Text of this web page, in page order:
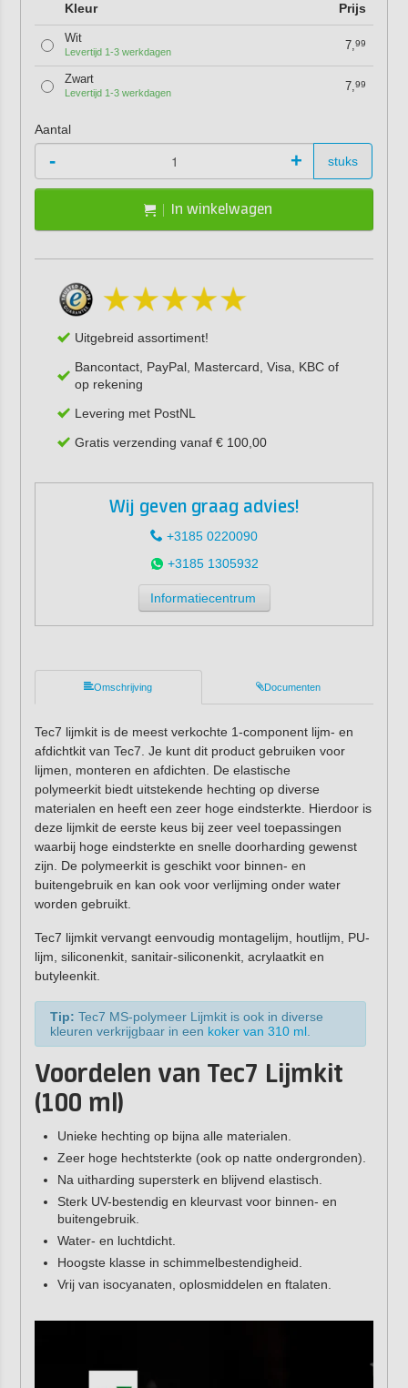
Kleur Prijs
Wit
Levertijd 1-3 werkdagen 7,99
Zwart
Levertijd 1-3 werkdagen 7,99
Aantal
- + stuks
In winkelwagen
Uitgebreid assortiment!
Bancontact, PayPal, Mastercard, Visa, KBC of
op rekening
Levering met PostNL
Gratis verzending vanaf € 100,00
Wij geven graag advies!
+3185 0220090
+3185 1305932
Informatiecentrum
Omschrijving Documenten
Tec7 lijmkit is de meest verkochte 1-component lijm- en
afdichtkit van Tec7. Je kunt dit product gebruiken voor
lijmen, monteren en afdichten. De elastische
polymeerkit biedt uitstekende hechting op diverse
materialen en heeft een zeer hoge eindsterkte. Hierdoor is
deze lijmkit de eerste keus bij zeer veel toepassingen
waarbij hoge eindsterkte en snelle doorharding gewenst
zijn. De polymeerkit is geschikt voor binnen- en
buitengebruik en kan ook voor verlijming onder water
worden gebruikt.
Tec7 lijmkit vervangt eenvoudig montagelijm, houtlijm, PU-
lijm, siliconenkit, sanitair-siliconenkit, acrylaatkit en
butyleenkit.
Tip: Tec7 MS-polymeer Lijmkit is ook in diverse
kleuren verkrijgbaar in een koker van 310 ml.
Voordelen van Tec7 Lijmkit
(100 ml)
Unieke hechting op bijna alle materialen.
Zeer hoge hechtsterkte (ook op natte ondergronden).
Na uitharding supersterk en blijvend elastisch.
Sterk UV-bestendig en kleurvast voor binnen- en
buitengebruik.
Water- en luchtdicht.
Hoogste klasse in schimmelbestendigheid.
Vrij van isocyanaten, oplosmiddelen en ftalaten.